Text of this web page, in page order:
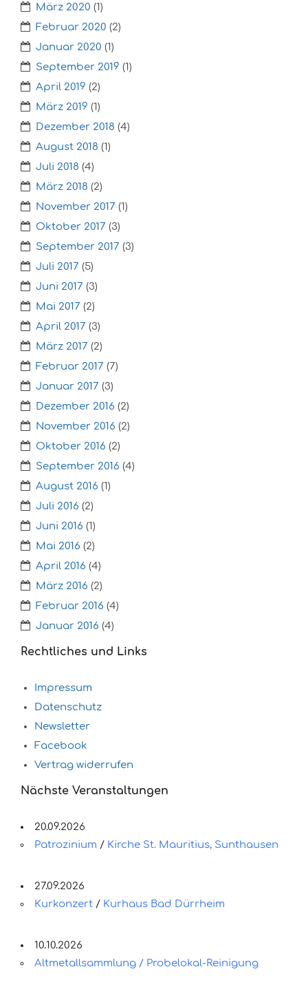
März 2020 (1)
Februar 2020 (2)
Januar 2020 (1)
September 2019 (1)
April 2019 (2)
März 2019 (1)
Dezember 2018 (4)
August 2018 (1)
Juli 2018 (4)
März 2018 (2)
November 2017 (1)
Oktober 2017 (3)
September 2017 (3)
Juli 2017 (5)
Juni 2017 (3)
Mai 2017 (2)
April 2017 (3)
März 2017 (2)
Februar 2017 (7)
Januar 2017 (3)
Dezember 2016 (2)
November 2016 (2)
Oktober 2016 (2)
September 2016 (4)
August 2016 (1)
Juli 2016 (2)
Juni 2016 (1)
Mai 2016 (2)
April 2016 (4)
März 2016 (2)
Februar 2016 (4)
Januar 2016 (4)
Rechtliches und Links
Impressum
Datenschutz
Newsletter
Facebook
Vertrag widerrufen
Nächste Veranstaltungen
20.09.2026
Patrozinium / Kirche St. Mauritius, Sunthausen
27.09.2026
Kurkonzert / Kurhaus Bad Dürrheim
10.10.2026
Altmetallsammlung / Probelokal-Reinigung